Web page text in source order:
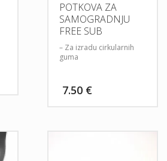
POTKOVA ZA
SAMOGRADNJU
FREE SUB
– Za izradu cirkularnih
guma
7.50 €